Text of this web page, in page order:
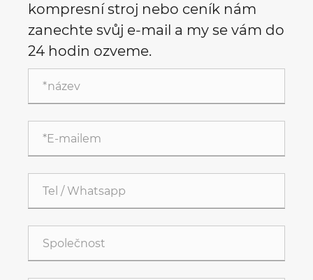
kompresní stroj nebo ceník nám
zanechte svůj e-mail a my se vám do
24 hodin ozveme.